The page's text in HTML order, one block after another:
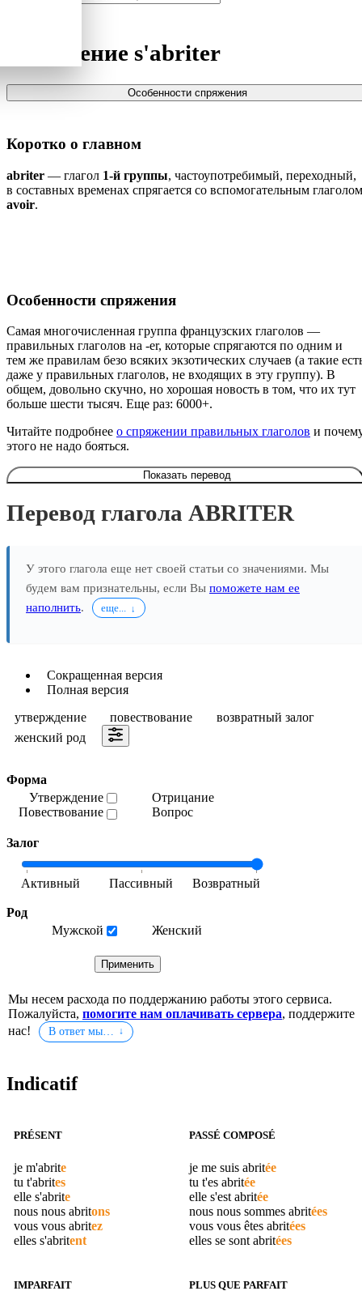
Спряжение s'abriter
Особенности спряжения
Коротко о главном
abriter — глагол 1-й группы, частоупотребимый, переходный,
в составных временах спрягается со вспомогательным глаголом
avoir.
Особенности спряжения
Самая многочисленная группа французских глаголов —
правильных глаголов на -er, которые спрягаются по одним и
тем же правилам безо всяких экзотических случаев (а такие
даже у правильных глаголов, не входящих в эту группу). В
общем, довольно скучно, но хорошая новость в том, что их тут
больше шести тысяч. Еще раз: 6000+.
Читайте подробнее о спряжении правильных глаголов и
этого не надо бояться.
Показать перевод
Перевод глагола ABRITER
У этого глагола еще нет своей статьи со значениями. Мы
будем вам признательны, если Вы поможете нам ее
наполнить. еще...
Сокращенная версия
Полная версия
утверждение
повествование
возвратный залог
женский род
Форма
Утверждение
Повествование
Отрицание
Вопрос
Залог
Род
Мужской
Женский
Мы несем расхода по поддержанию работы этого сервиса.
Пожалуйста, помогите нам оплачивать сервера, поддержите
нас!
В ответ мы…
Indicatif
PRÉSENT
je m'abrite
tu t'abrites
elle s'abrite
nous nous abritons
vous vous abritez
elles s'abritent
PASSÉ COMPOSÉ
je me suis abritée
tu t'es abritée
elle s'est abritée
nous nous sommes abritées
vous vous êtes abritées
elles se sont abritées
IMPARFAIT PLUS QUE PARFAIT